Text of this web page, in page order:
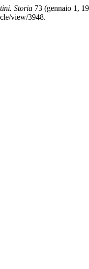
Storia 73 (gennaio 1,
view/3948.